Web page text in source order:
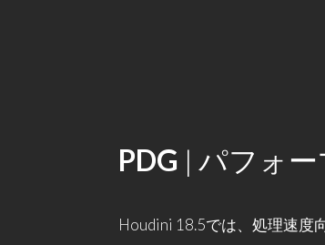
PDG | パフォ
Houdini 18.5では、処理速度